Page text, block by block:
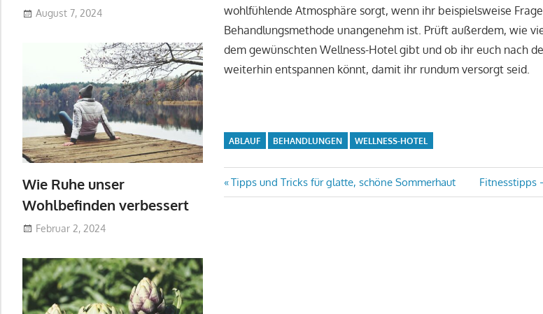
wohlfühlende Atmosphäre sorgt, wenn ihr beispielsweise
Behandlungsmethode unangenehm ist. Prüft außerdem, wie
dem gewünschten Wellness-Hotel gibt und ob ihr euch nach
weiterhin entspannen könnt, damit ihr rundum versorgt seid.
ABLAUF BEHANDLUNGEN WELLNESS-HOTEL
Beitrags-
Vorheriger
Beitrag:
Tipps und Tricks für glatte, schöne Sommerhaut
Nächster
Beitrag:
Fitnesstipps
August 7, 2024
Wie Ruhe unser
Wohlbefinden verbessert
Februar 2, 2024